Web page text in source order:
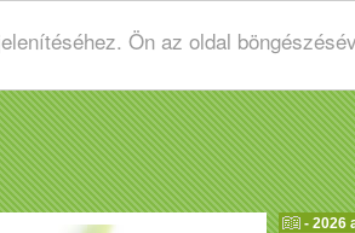
Ön az oldal
- 2026